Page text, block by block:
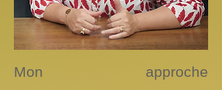
Mon approche